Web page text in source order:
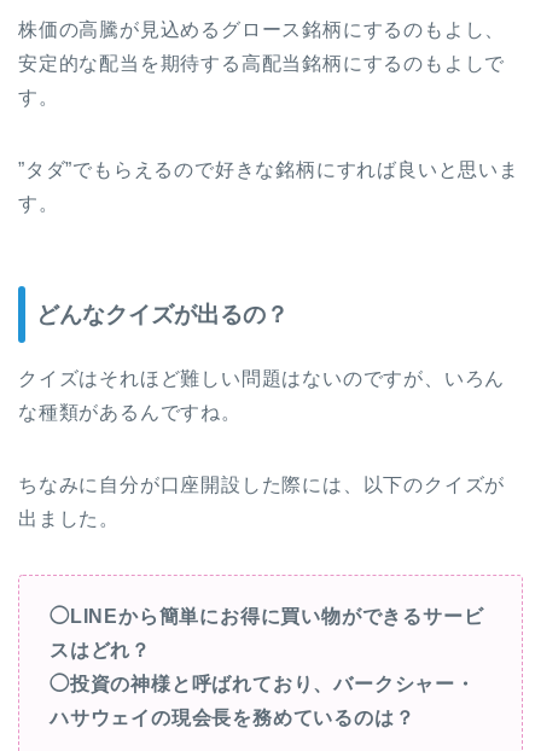
株価の高騰が見込めるグロース銘柄にするのもよし、
安定的な配当を期待する高配当銘柄にするのもよしで
す。
”タダ”でもらえるので好きな銘柄にすれば良いと思いま
す。
どんなクイズが出るの？
クイズはそれほど難しい問題はないのですが、いろん
な種類があるんですね。
ちなみに自分が口座開設した際には、以下のクイズが
出ました。
◯LINEから簡単にお得に買い物ができるサービ
スはどれ？
◯投資の神様と呼ばれており、バークシャー・
ハサウェイの現会長を務めているのは？